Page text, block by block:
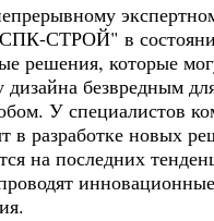
СТРОЙ" в
решения, которые
безвредным
У специалистов
в разработке новых
на последних
инновационные